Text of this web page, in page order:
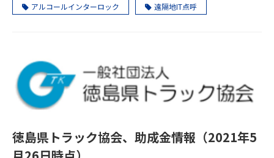
アルコールインターロック 遠隔地IT点呼
徳島県トラック協会、助成金情報（2021年5